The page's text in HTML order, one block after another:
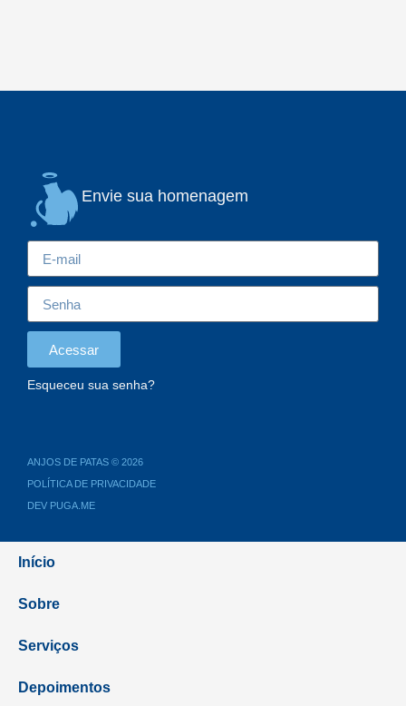
ANJOS DE PATAS © 2026
POLÍTICA DE PRIVACIDADE
DEV PUGA.ME
Envie sua homenagem
Acessar
Esqueceu sua senha?
Início
Sobre
Serviços
Depoimentos